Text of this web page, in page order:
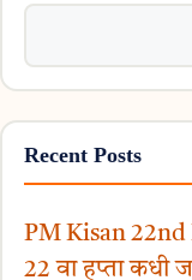
Recent Posts
PM Kisan 22nd
22 वा हप्ता कधी